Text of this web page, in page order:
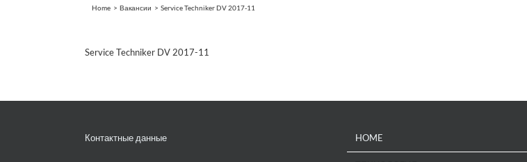
Home Вакансии Service Techniker DV 2017-11
Service Techniker DV 2017-11
Контактные данные HOME